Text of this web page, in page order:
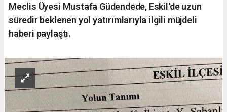
Meclis Üyesi Mustafa Güdendede, Eskil'de uzun
süredir beklenen yol yatırımlarıyla ilgili müjdeli
haberi paylaştı.